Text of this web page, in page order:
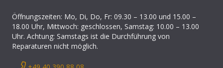
Öffnungszeiten: Mo, Di, Do, Fr: 09.30 – 13.00 und 15.00 –
18.00 Uhr, Mittwoch: geschlossen, Samstag: 10.00 – 13.00
Uhr. Achtung: Samstags ist die Durchführung von
Reparaturen nicht möglich.